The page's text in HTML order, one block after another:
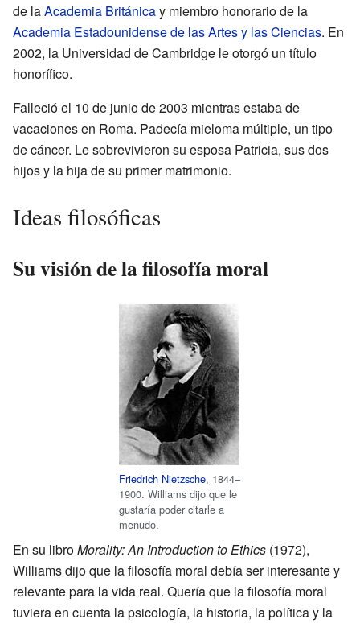
de laAcademia Británicay miembro honorario de la
Academia Estadounidense de las Artes y las Ciencias. En
2002, la Universidad de Cambridge le otorgó un título
honorífico.
Falleció el 10 de junio de 2003 mientras estaba de
vacaciones en Roma. Padecía mieloma múltiple, un tipo
de cáncer. Le sobrevivieron su esposa Patricia, sus dos
hijos y la hija de su primer matrimonio.
Ideas filosóficas
Su visión de la filosofía moral
Friedrich Nietzsche, 1844–
1900. Williams dijo que le
gustaría poder citarle a
menudo.
En su libroMorality: An Introduction to Ethics (1972),
Williams dijo que la filosofía moral debía ser interesante y
relevante para la vida real. Quería que la filosofía moral
tuviera en cuenta la psicología, la historia, la política y la